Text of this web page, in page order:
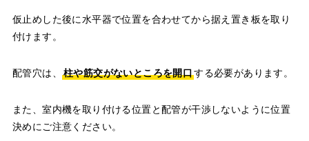
仮止めした後に水平器で位置を合わせてから据え置き板を取り
付けます。
配管穴は、 柱や筋交がないところを開口する必要があります。
また、室内機を取り付ける位置と配管が干渉しないように位置
決めにご注意ください。